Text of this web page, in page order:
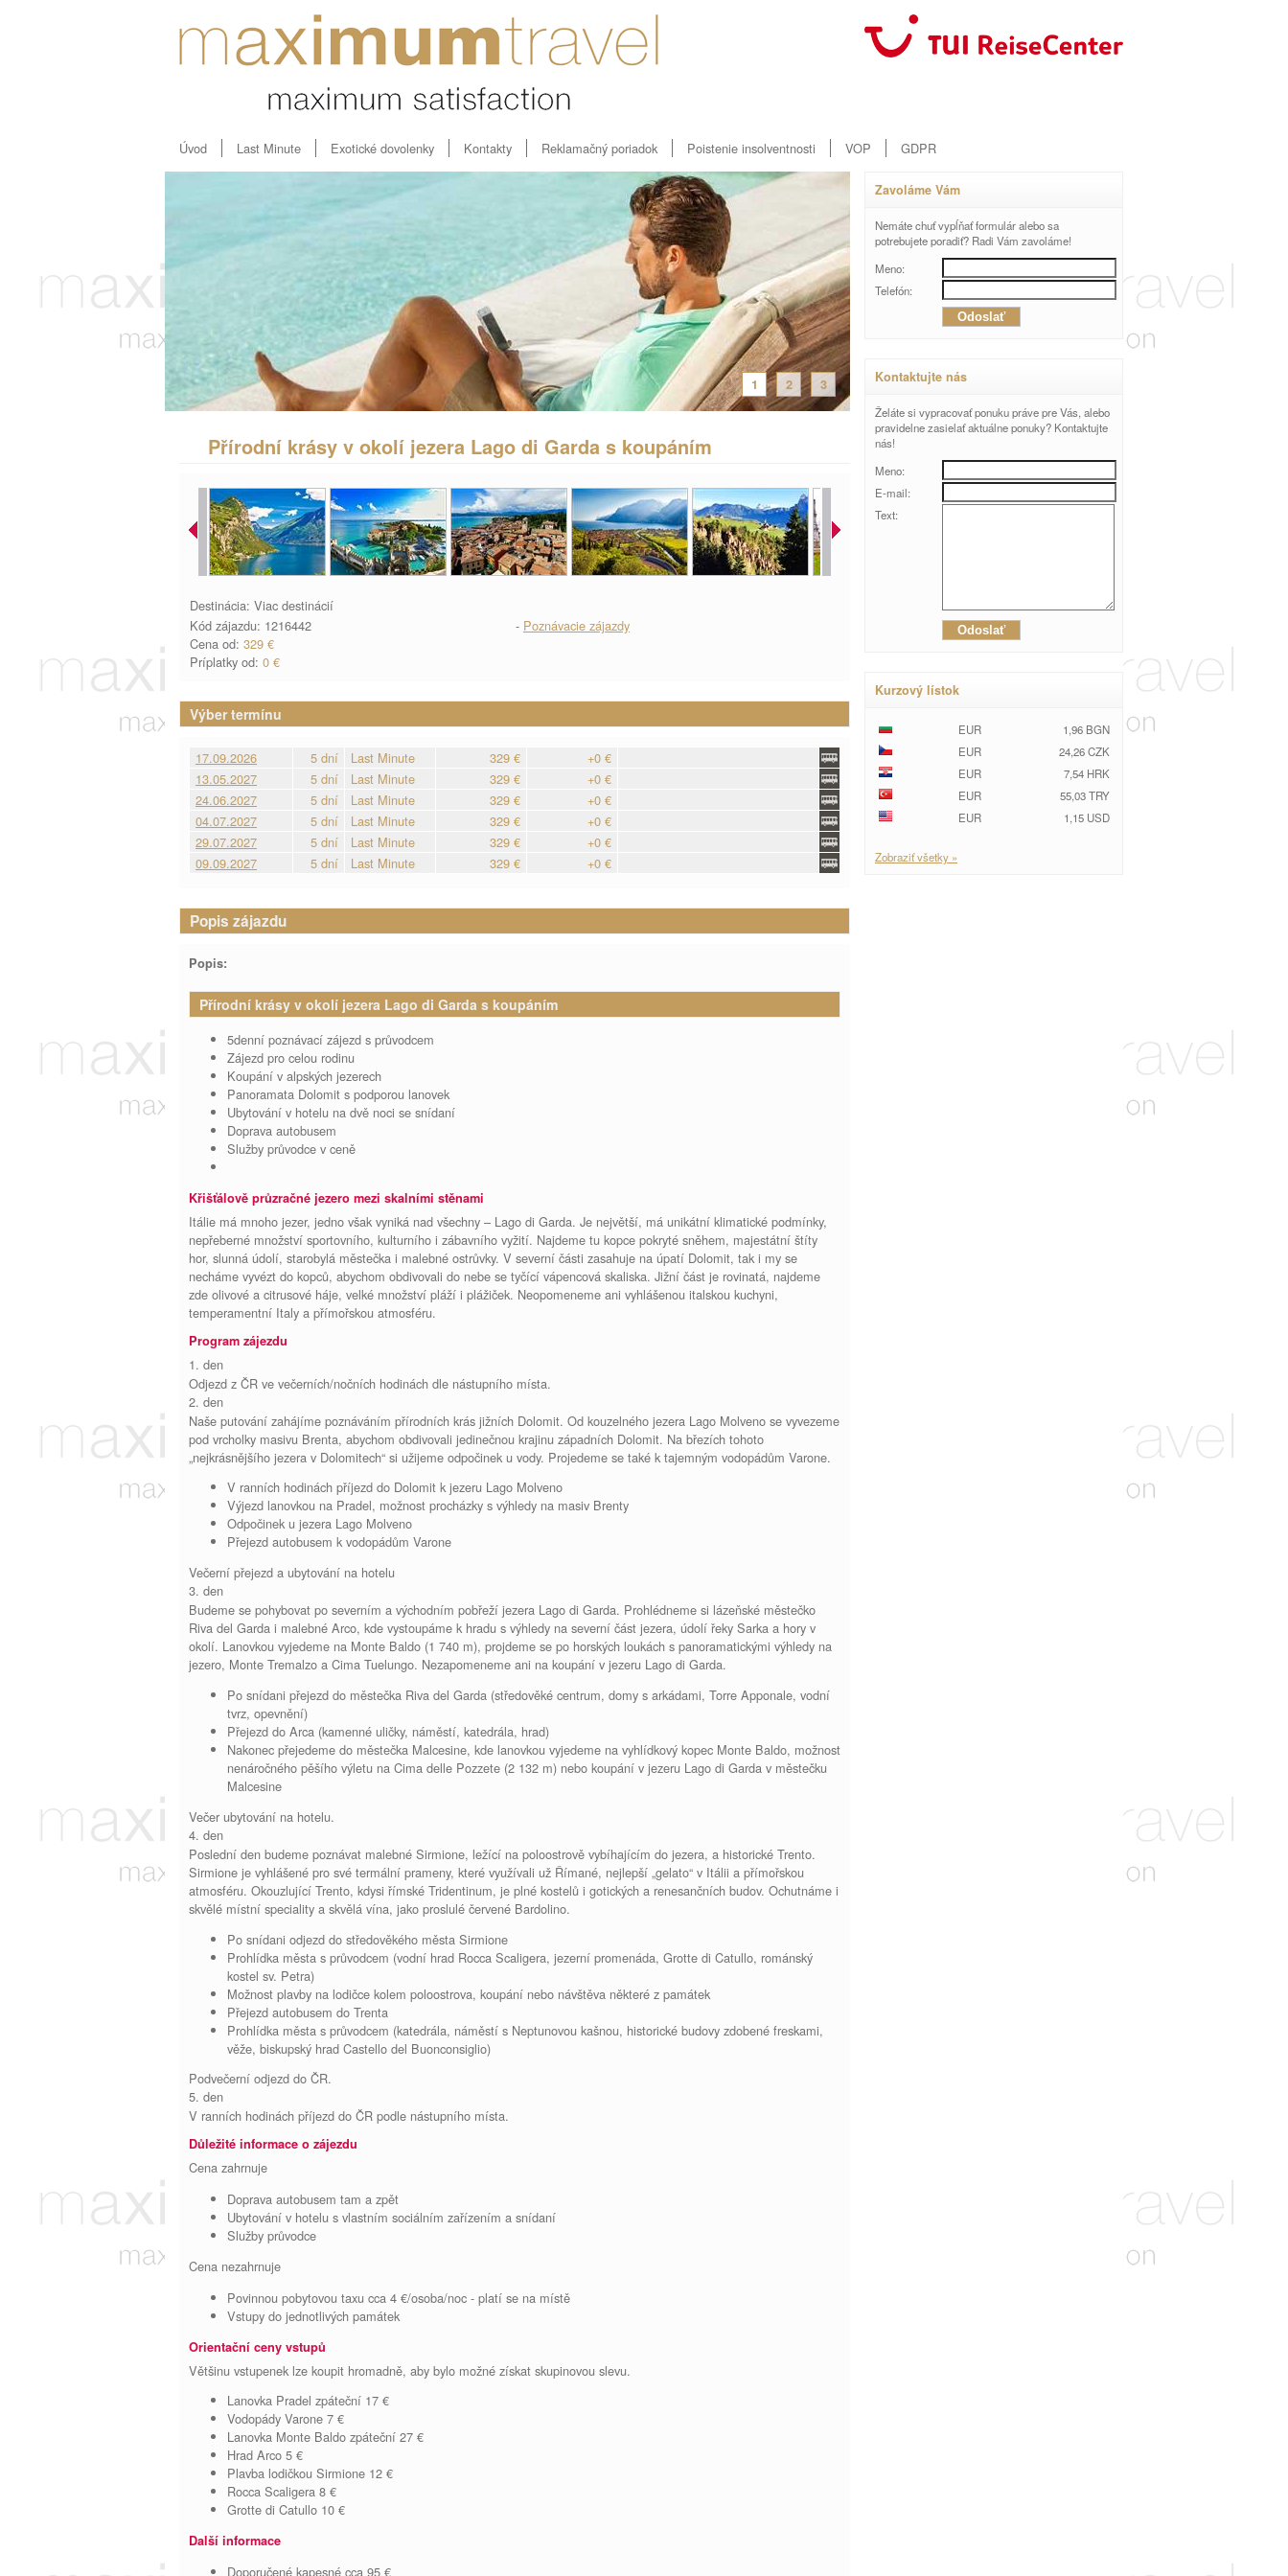
Úvod Last Minute Exotické dovolenky Kontakty Reklamačný poriadok Poistenie insolventnosti VOP GDPR
1 2 3
Přírodní krásy v okolí jezera Lago di Garda s koupáním
Destinácia: Viac destinácií
Kód zájazdu: 1216442
Cena od: 329 €
Príplatky od: 0 €
- Poznávacie zájazdy
Výber termínu
17.09.2026 5 dní Last Minute 329 €
+0 €
13.05.2027
5 dní Last Minute 329 €
+0 €
24.06.2027
5 dní Last Minute 329 €
+0 €
04.07.2027
5 dní Last Minute 329 €
+0 €
29.07.2027
5 dní Last Minute 329 €
+0 €
09.09.2027
5 dní Last Minute 329 € +0 €
Popis zájazdu
Popis:
Přírodní krásy v okolí jezera Lago di Garda s koupáním
5denní poznávací zájezd s průvodcem
Zájezd pro celou rodinu
Koupání v alpských jezerech
Panoramata Dolomit s podporou lanovek
Ubytování v hotelu na dvě noci se snídaní
Doprava autobusem
Služby průvodce v ceně
Křišťálově průzračné jezero mezi skalními stěnami
Itálie má mnoho jezer, jedno však vyniká nad všechny – Lago di Garda. Je největší, má unikátní klimatické podmínky,
nepřeberné množství sportovního, kulturního i zábavního vyžití. Najdeme tu kopce pokryté sněhem, majestátní štíty
hor, slunná údolí, starobylá městečka i malebné ostrůvky. V severní části zasahuje na úpatí Dolomit, tak i my se
necháme vyvézt do kopců, abychom obdivovali do nebe se tyčící vápencová skaliska. Jižní část je rovinatá, najdeme
zde olivové a citrusové háje, velké množství pláží i plážiček. Neopomeneme ani vyhlášenou italskou kuchyni,
temperamentní Italy a přímořskou atmosféru.
Program zájezdu
1. den
Odjezd z ČR ve večerních/nočních hodinách dle nástupního místa.
2. den
Naše putování zahájíme poznáváním přírodních krás jižních Dolomit. Od kouzelného jezera Lago Molveno se vyvezeme
pod vrcholky masivu Brenta, abychom obdivovali jedinečnou krajinu západních Dolomit. Na březích tohoto
„nejkrásnějšího jezera v Dolomitech“ si užijeme odpočinek u vody. Projedeme se také k tajemným vodopádům Varone.
V ranních hodinách příjezd do Dolomit k jezeru Lago Molveno
Výjezd lanovkou na Pradel, možnost procházky s výhledy na masiv Brenty
Odpočinek u jezera Lago Molveno
Přejezd autobusem k vodopádům Varone
Večerní přejezd a ubytování na hotelu
3. den
Budeme se pohybovat po severním a východním pobřeží jezera Lago di Garda. Prohlédneme si lázeňské městečko
Riva del Garda i malebné Arco, kde vystoupáme k hradu s výhledy na severní část jezera, údolí řeky Sarka a hory v
okolí. Lanovkou vyjedeme na Monte Baldo (1 740 m), projdeme se po horských loukách s panoramatickými výhledy na
jezero, Monte Tremalzo a Cima Tuelungo. Nezapomeneme ani na koupání v jezeru Lago di Garda.
Po snídani přejezd do městečka Riva del Garda (středověké centrum, domy s arkádami, Torre Apponale, vodní
tvrz, opevnění)
Přejezd do Arca (kamenné uličky, náměstí, katedrála, hrad)
Nakonec přejedeme do městečka Malcesine, kde lanovkou vyjedeme na vyhlídkový kopec Monte Baldo, možnost
nenáročného pěšího výletu na Cima delle Pozzete (2 132 m) nebo koupání v jezeru Lago di Garda v městečku
Malcesine
Večer ubytování na hotelu.
4. den
Poslední den budeme poznávat malebné Sirmione, ležící na poloostrově vybíhajícím do jezera, a historické Trento.
Sirmione je vyhlášené pro své termální prameny, které využívali už Římané, nejlepší „gelato“ v Itálii a přímořskou
atmosféru. Okouzlující Trento, kdysi římské Tridentinum, je plné kostelů i gotických a renesančních budov. Ochutnáme i
skvělé místní speciality a skvělá vína, jako proslulé červené Bardolino.
Po snídani odjezd do středověkého města Sirmione
Prohlídka města s průvodcem (vodní hrad Rocca Scaligera, jezerní promenáda, Grotte di Catullo, románský
kostel sv. Petra)
Možnost plavby na lodičce kolem poloostrova, koupání nebo návštěva některé z památek
Přejezd autobusem do Trenta
Prohlídka města s průvodcem (katedrála, náměstí s Neptunovou kašnou, historické budovy zdobené freskami,
věže, biskupský hrad Castello del Buonconsiglio)
Podvečerní odjezd do ČR.
5. den
V ranních hodinách příjezd do ČR podle nástupního místa.
Důležité informace o zájezdu
Cena zahrnuje
Doprava autobusem tam a zpět
Ubytování v hotelu s vlastním sociálním zařízením a snídaní
Služby průvodce
Cena nezahrnuje
Povinnou pobytovou taxu cca 4 €/osoba/noc - platí se na místě
Vstupy do jednotlivých památek
Orientační ceny vstupů
Většinu vstupenek lze koupit hromadně, aby bylo možné získat skupinovou slevu.
Lanovka Pradel zpáteční 17 €
Vodopády Varone 7 €
Lanovka Monte Baldo zpáteční 27 €
Hrad Arco 5 €
Plavba lodičkou Sirmione 12 €
Rocca Scaligera 8 €
Grotte di Catullo 10 €
Další informace
Doporučené kapesné cca 95 €
Zavoláme Vám
Nemáte chuť vypĺňať formulár alebo sa
potrebujete poradiť? Radi Vám zavoláme!
Meno:
Telefón:
Kontaktujte nás
Želáte si vypracovať ponuku práve pre Vás, alebo
pravidelne zasielať aktuálne ponuky? Kontaktujte
nás!
Meno:
E-mail:
Text:
Kurzový lístok
EUR
1,96 BGN
EUR
24,26 CZK
EUR
7,54 HRK
EUR
55,03 TRY
EUR
1,15 USD
Zobraziť všetky »